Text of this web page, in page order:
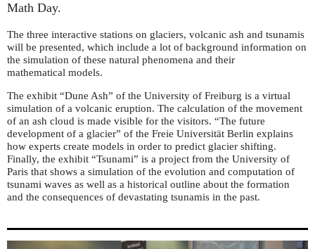
Math Day.
The three interactive stations on glaciers, volcanic ash and tsunamis
will be presented, which include a lot of background information on
the simulation of these natural phenomena and their
mathematical models.
The exhibit “Dune Ash” of the University of Freiburg is a virtual
simulation of a volcanic eruption. The calculation of the movement
of an ash cloud is made visible for the visitors. “The future
development of a glacier” of the Freie Universität Berlin explains
how experts create models in order to predict glacier shifting.
Finally, the exhibit “Tsunami” is a project from the University of
Paris that shows a simulation of the evolution and computation of
tsunami waves as well as a historical outline about the formation
and the consequences of devastating tsunamis in the past.